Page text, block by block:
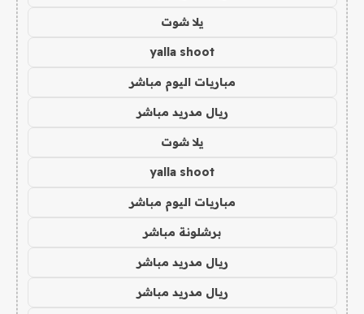
يلا شوت
yalla shoot
مباريات اليوم مباشر
ريال مدريد مباشر
يلا شوت
yalla shoot
مباريات اليوم مباشر
برشلونة مباشر
ريال مدريد مباشر
ريال مدريد مباشر